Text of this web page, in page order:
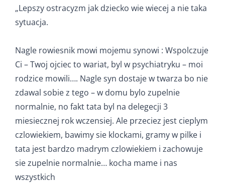
„Lepszy ostracyzm jak dziecko wie wiecej a nie taka
sytuacja.
Nagle rowiesnik mowi mojemu synowi : Wspolczuje
Ci – Twoj ojciec to wariat, byl w psychiatryku – moi
rodzice mowili…. Nagle syn dostaje w twarza bo nie
zdawal sobie z tego – w domu bylo zupelnie
normalnie, no fakt tata byl na delegecji 3
miesiecznej rok wczensiej. Ale przeciez jest cieplym
czlowiekiem, bawimy sie klockami, gramy w pilke i
tata jest bardzo madrym czlowiekiem i zachowuje
sie zupelnie normalnie… kocha mame i nas
wszystkich